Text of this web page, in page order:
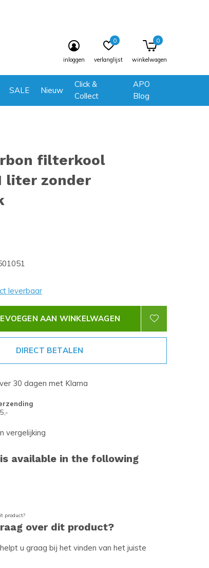
SALE Nieuw
Click &
Collect
APO
Blog
inloggen verlanglijst
0
winkelwagen
0
filterkool
liter zonder
leverbaar
AAN WINKELWAGEN
DIRECT BETALEN
30 dagen met Klarna
vergelijking
available in the following
over dit product?
u graag bij het vinden van het juiste